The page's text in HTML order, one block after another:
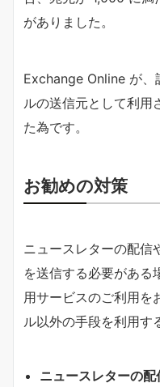
がありました。
Exchange Online が、
ルの送信元として利用
た為です。
お勧めの対策
ニュースレターの配信
を送信する必要がある
用サービスのご利用を
ル以外の手段を利用す
ニュースレターの配